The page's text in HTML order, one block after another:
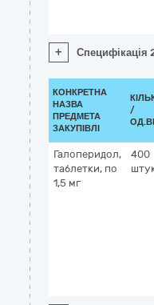
+ Специфікація
КОНКРЕТНА
НАЗВА
ПРЕДМЕТА
ЗАКУПІВЛІ
/
Галоперидол,
таблетки, по
1,5 мг
400